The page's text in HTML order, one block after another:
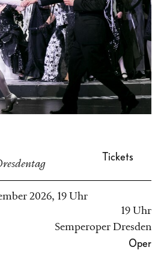
Tickets
2026, 19 Uhr
19 Uhr
Semperoper Dresden
Oper